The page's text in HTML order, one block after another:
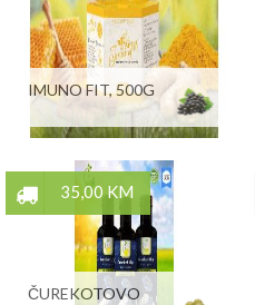
IMUNO FIT, 500G
35,00 KM
ČUREKOTOVO